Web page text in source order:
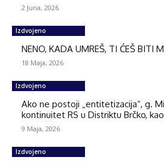
2 Juna, 2026
Izdvojeno
NENO, KADA UMREŠ, TI ĆEŠ BITI
18 Maja, 2026
Izdvojeno
Ako ne postoji „entitetizacija“, g.
kontinuitet RS u Distriktu Brčko,
9 Maja, 2026
Izdvojeno